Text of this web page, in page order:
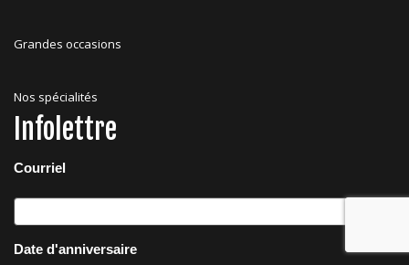
Grandes occasions
Nos spécialités
Infolettre
Courriel
Date d'anniversaire